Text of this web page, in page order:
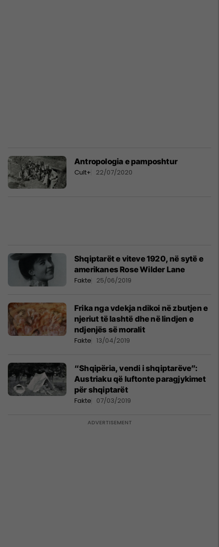
Antropologia e pamposhtur
Cult+ 22/07/2020
Shqiptarët e viteve 1920, në sytë e
amerikanes Rose Wilder Lane
Fakte 25/06/2019
Frika nga vdekja ndikoi në zbutjen e
njeriut të lashtë dhe në lindjen e
ndjenjës së moralit
Fakte 13/04/2019
“Shqipëria, vendi i shqiptarëve”:
Austriaku që luftonte paragjykimet
për shqiptarët
Fakte 07/03/2019